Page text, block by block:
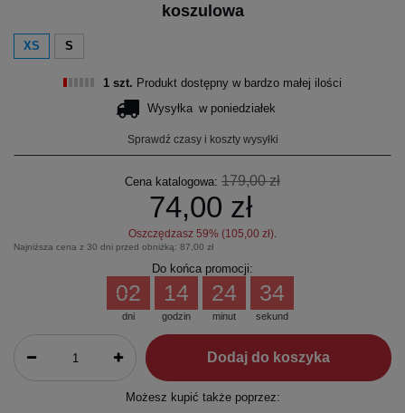
koszulowa
XS S
1 szt. Produkt dostępny w bardzo małej ilości
Wysyłka w poniedziałek
Sprawdź czasy i koszty wysyłki
Cena katalogowa: 179,00 zł
74,00 zł
Oszczędzasz 59% (105,00 zł).
Najniższa cena z 30 dni przed obniżką: 87,00 zł
Do końca promocji:
dni
02
godzin
14
minut
24
sekund
34
Dodaj do koszyka
Możesz kupić także poprzez: